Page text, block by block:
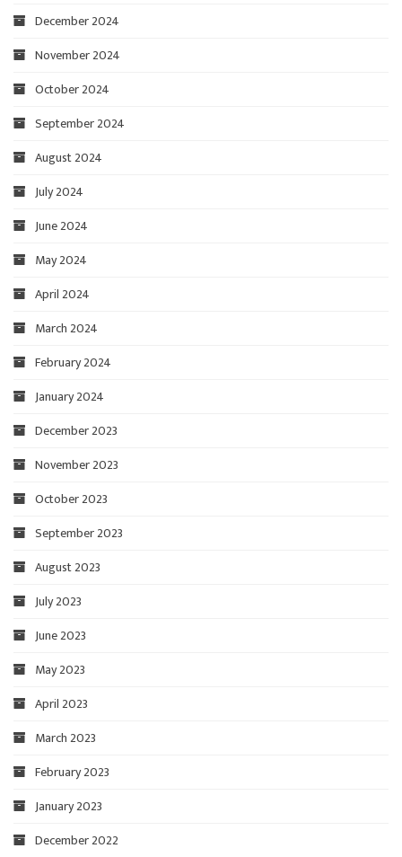
December 2024
November 2024
October 2024
September 2024
August 2024
July 2024
June 2024
May 2024
April 2024
March 2024
February 2024
January 2024
December 2023
November 2023
October 2023
September 2023
August 2023
July 2023
June 2023
May 2023
April 2023
March 2023
February 2023
January 2023
December 2022